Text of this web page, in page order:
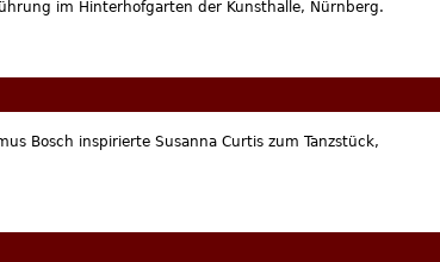
im Hinterhofgarten der Kunsthalle, Nürnberg.
Bosch inspirierte Susanna Curtis zum Tanzstück,